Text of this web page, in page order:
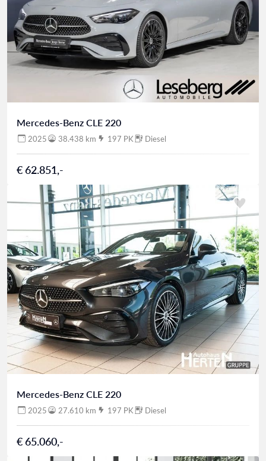
Mercedes-Benz CLE 220
2025 38.438 km 197 PK Diesel
€ 62.851,-
Mercedes-Benz CLE 220
2025 27.610 km 197 PK Diesel
€ 65.060,-